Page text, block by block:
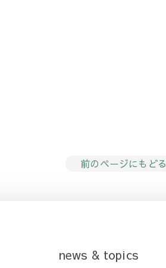
前のページにもどる
news & topics